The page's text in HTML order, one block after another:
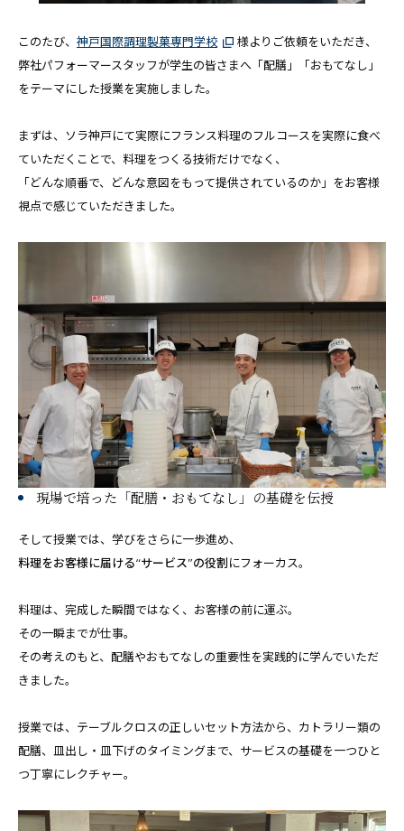
このたび、 神戸国際調理製菓専門学校
様よりご依頼をいただき、
弊社パフォーマースタッフが学生の皆さまへ「配膳」「おもてなし」
をテーマにした授業を実施しました。
まずは、ソラ神戸にて実際にフランス料理のフルコースを実際に食べ
ていただくことで、料理をつくる技術だけでなく、
「どんな順番で、どんな意図をもって提供されているのか」をお客様
視点で感じていただきました。
現場で培った「配膳・おもてなし」の基礎を伝授
そして授業では、学びをさらに一歩進め、
料理をお客様に届ける“サービス”の役割にフォーカス。
料理は、完成した瞬間ではなく、お客様の前に運ぶ。
その一瞬までが仕事。
その考えのもと、配膳やおもてなしの重要性を実践的に学んでいただ
きました。
授業では、テーブルクロスの正しいセット方法から、カトラリー類の
配膳、皿出し・皿下げのタイミングまで、サービスの基礎を一つひと
つ丁寧にレクチャー。